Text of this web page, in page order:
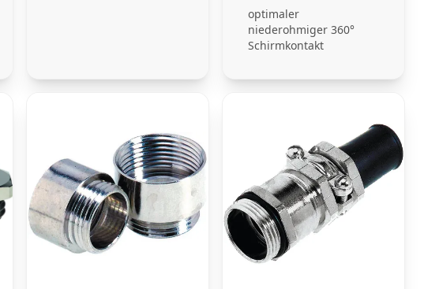
optimaler
niederohmiger 360°
Schirmkontakt